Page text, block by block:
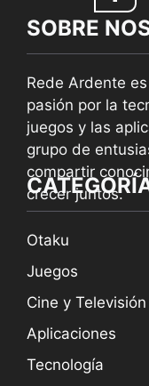
SOBRE
Rede Ardente
pasión por la
juegos y las
grupo de
compartir
crecer juntos.
Otaku
Juegos
Cine y Televisión
Aplicaciones
Tecnología